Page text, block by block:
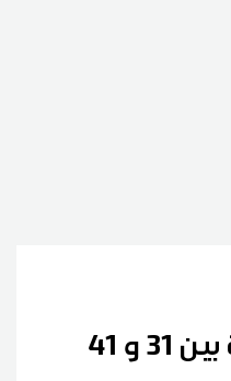
طقس اليوم: الحرارة بين 31 و 41